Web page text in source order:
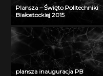
Plansza – Święto Politechniki
Białostockiej 2015
plansza inauguracja PB